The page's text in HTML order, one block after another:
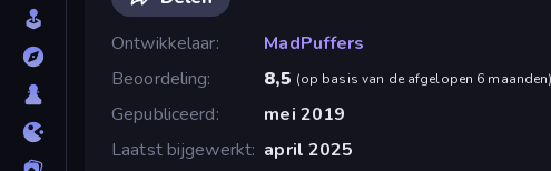
Ontwikkelaar
MadPuffers
Beoordeling
8,5 (op basis van de afgelopen 6 maanden)
Gepubliceerd
mei 2019
Laatst bijgewerkt april 2025